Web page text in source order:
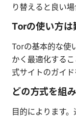
り替えると良い場
Torの使い方は
Torの基本的な使
かく最適化する
式サイトのガイド
どの方式を組
目的によります